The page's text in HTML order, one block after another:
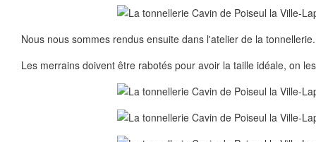
Nous nous sommes rendus ensuite dans l'atelier de la tonnellerie.
Les merrains doivent être rabotés pour avoir la taille idéale, on